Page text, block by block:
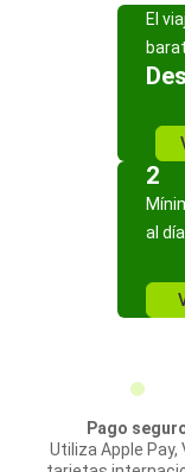
El
2
al día
Pago
Utiliza Apple Pay,